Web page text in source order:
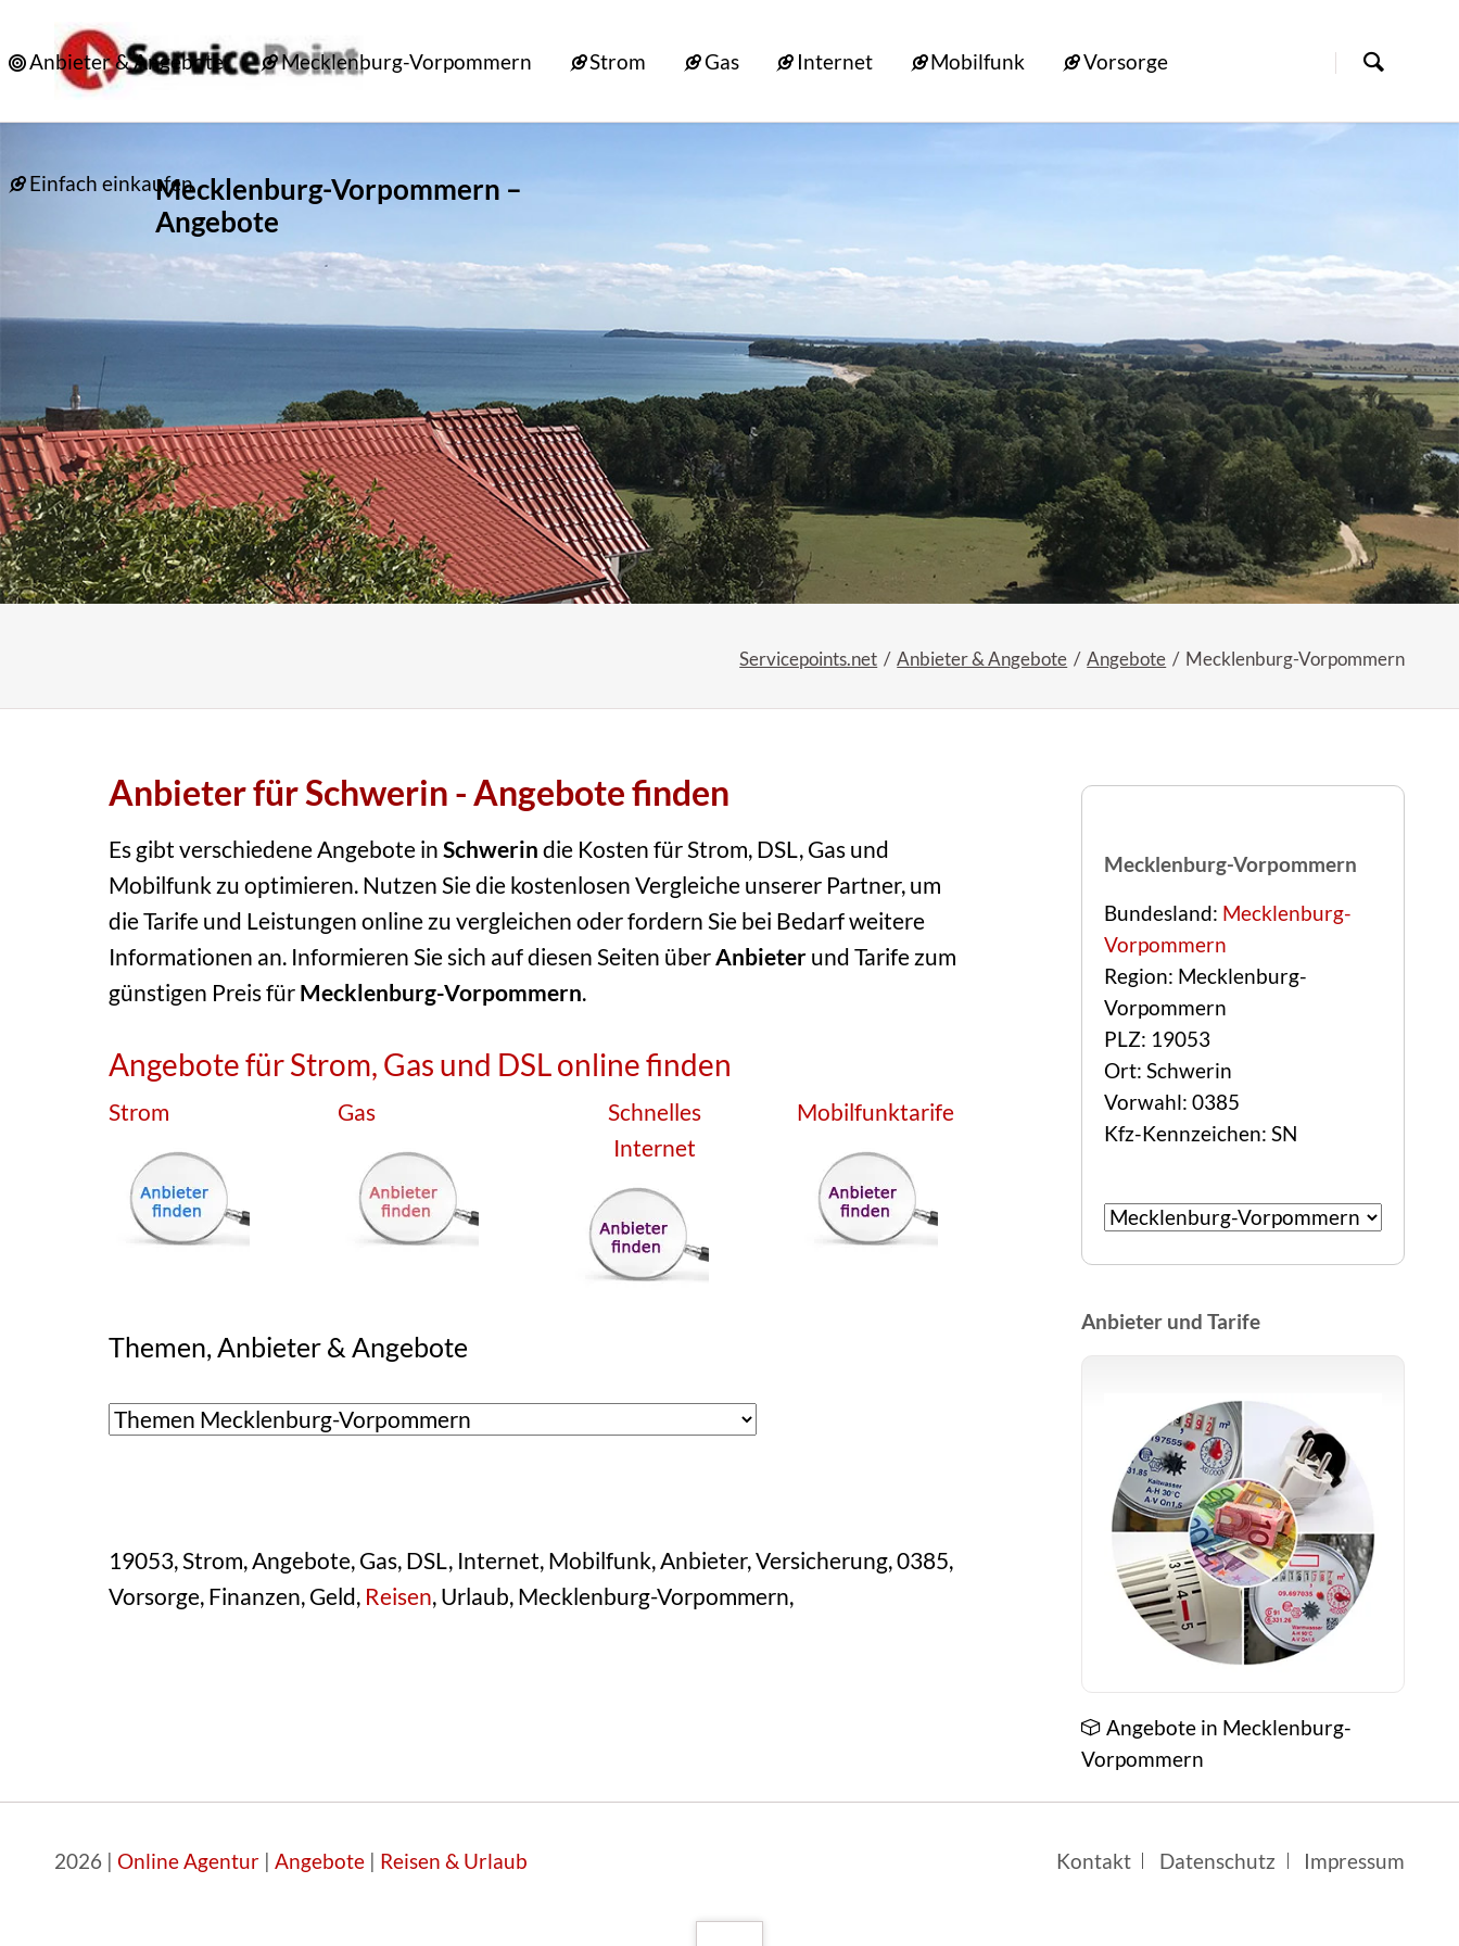
Anbieter & Angebote Mecklenburg-Vorpommern Strom Gas Internet Mobilfunk Vorsorge
Einfach einkaufenMecklenburg-Vorpommern –
Angebote
Servicepoints.net Anbieter & Angebote Angebote Mecklenburg-Vorpommern
Anbieter für Schwerin - Angebote finden
Es gibt verschiedene Angebote inSchwerindie Kosten für Strom, DSL, Gas und
Mobilfunk zu optimieren. Nutzen Sie die kostenlosen Vergleiche unserer Partner, um
die Tarife und Leistungen online zu vergleichen oder fordern Sie bei Bedarf weitere
Informationen an. Informieren Sie sich auf diesen Seiten überAnbieterund Tarife zum
günstigen Preis fürMecklenburg-Vorpommern.
Angebote für Strom, Gas und DSL online finden
Strom Gas
Schnelles
Internet
Mobilfunktarife
Themen, Anbieter & Angebote
19053, Strom, Angebote, Gas, DSL, Internet, Mobilfunk, Anbieter, Versicherung, 0385,
Vorsorge, Finanzen, Geld, Reisen, Urlaub, Mecklenburg-Vorpommern,
Mecklenburg-Vorpommern
Bundesland: Mecklenburg-
Vorpommern
Region: Mecklenburg-
Vorpommern
PLZ: 19053
Ort: Schwerin
Vorwahl: 0385
Kfz-Kennzeichen: SN
Anbieter und Tarife
Angebote in Mecklenburg-
Vorpommern
2026 | Online Agentur| Angebote| Reisen & Urlaub
Navigation
Kontakt Datenschutz Impressum